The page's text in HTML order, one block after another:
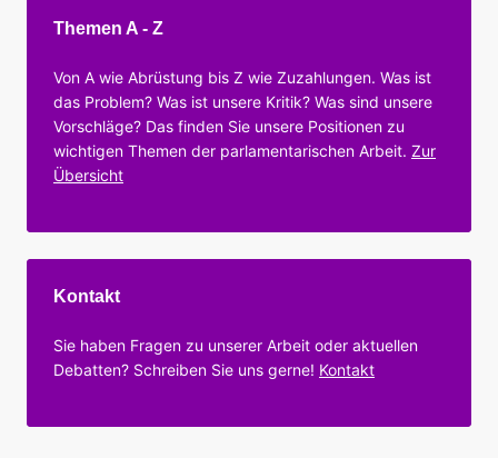
Themen A - Z
Von A wie Abrüstung bis Z wie Zuzahlungen. Was ist
das Problem? Was ist unsere Kritik? Was sind unsere
Vorschläge? Das finden Sie unsere Positionen zu
wichtigen Themen der parlamentarischen Arbeit. Zur
Übersicht
Kontakt
Sie haben Fragen zu unserer Arbeit oder aktuellen
Debatten? Schreiben Sie uns gerne! Kontakt